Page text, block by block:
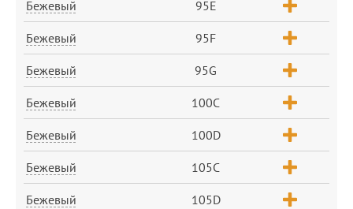
Бежевый 95E
Бежевый 95F
Бежевый 95G
Бежевый 100C
Бежевый 100D
Бежевый 105C
Бежевый 105D